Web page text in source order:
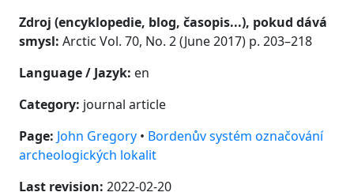
Zdroj (encyklopedie, blog, časopis...), pokud dává
smysl: Arctic Vol. 70, No. 2 (June 2017) p. 203–218
Language / Jazyk: en
Category: journal article
Page: John Gregory • Bordenův systém označování
archeologických lokalit
Last revision: 2022-02-20